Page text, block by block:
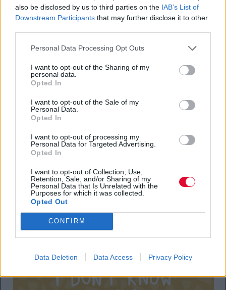
also be disclosed by us to third parties on the IAB’s List of
Downstream Participants that may further disclose it to other
Personal Data Processing Opt Outs
I want to opt-out of the Sharing of my
personal data.
Opted In
I want to opt-out of the Sale of my
Personal Data.
Opted In
I want to opt-out of processing my
Personal Data for Targeted Advertising.
Opted In
I want to opt-out of Collection, Use,
Retention, Sale, and/or Sharing of my
Personal Data that Is Unrelated with the
Purposes for which it was collected.
Opted Out
CONFIRM
Data Deletion Data Access Privacy Policy